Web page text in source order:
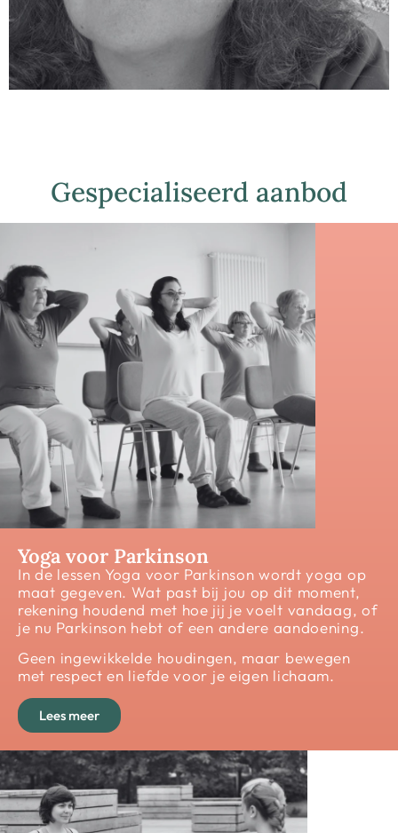
Gespecialiseerd aanbod
Yoga voor Parkinson
In de lessen Yoga voor Parkinson wordt yoga op
maat gegeven. Wat past bij jou op dit moment,
rekening houdend met hoe jij je voelt vandaag, of
je nu Parkinson hebt of een andere aandoening.
Geen ingewikkelde houdingen, maar bewegen
met respect en liefde voor je eigen lichaam.
Lees meer